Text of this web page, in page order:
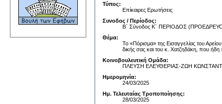
Τύπος:
Επίκαιρες Ερωτήσεις
Συνοδος / Περίοδος:
Β΄ Σύνοδος Κ΄ ΠΕΡΙΟΔΟΣ
Θέμα:
Το «Πόρισμα» της Εισαγγελίας του
δικής σας και του κ. Χατζηδάκη, που
Κοινοβουλευτική Ομάδα:
ΠΛΕΥΣΗ ΕΛΕΥΘΕΡΙΑΣ-ΖΩΗ
Ημερομηνία:
24/03/2025
Ημ. Τελευταίας Τροποποίησης:
28/03/2025